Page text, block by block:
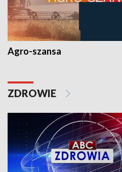
Agro-szansa
ZDROWIE